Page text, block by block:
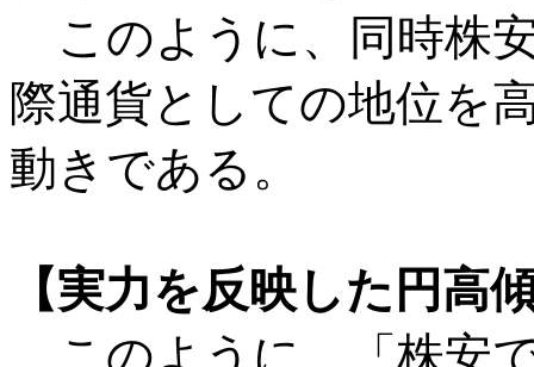
このように、同時株
際通貨としての地位を
動きである。
【実力を反映した円高
このように、「株安